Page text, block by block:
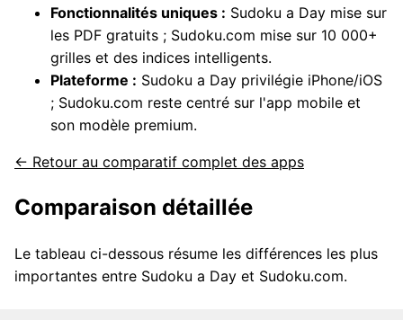
Fonctionnalités uniques : Sudoku a Day mise sur
les PDF gratuits ; Sudoku.com mise sur 10 000+
grilles et des indices intelligents.
Plateforme : Sudoku a Day privilégie iPhone/iOS
; Sudoku.com reste centré sur l'app mobile et
son modèle premium.
← Retour au comparatif complet des apps
Comparaison détaillée
Le tableau ci-dessous résume les différences les plus
importantes entre Sudoku a Day et Sudoku.com.